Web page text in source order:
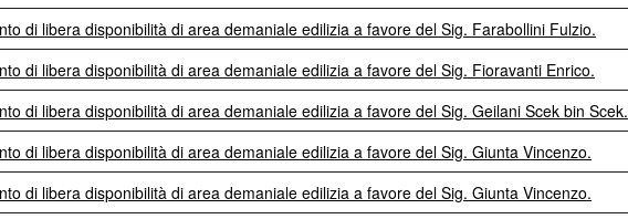
di libera disponibilità di area demaniale edilizia a favore del Sig. Farabollini Fulzio.
di libera disponibilità di area demaniale edilizia a favore del Sig. Fioravanti Enrico.
di libera disponibilità di area demaniale edilizia a favore del Sig. Geilani Scek bin Scek.
di libera disponibilità di area demaniale edilizia a favore del Sig. Giunta Vincenzo.
di libera disponibilità di area demaniale edilizia a favore del Sig. Giunta Vincenzo.